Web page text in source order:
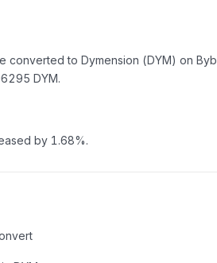
converted to Dymension (DYM) on
DYM.
by 1.68%.